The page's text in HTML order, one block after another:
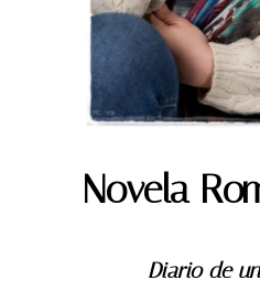
Novela
Diario de